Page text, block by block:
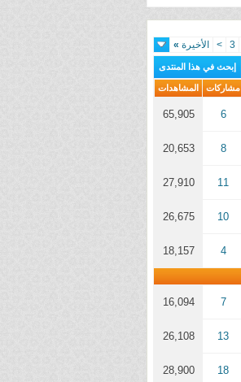
3
> الأخيرة »
إبحث في هذا المنتدى
مشاركات المشاهدات
6
65,905
8
20,653
11
27,910
10
26,675
4
18,157
7
16,094
13
26,108
18
28,900